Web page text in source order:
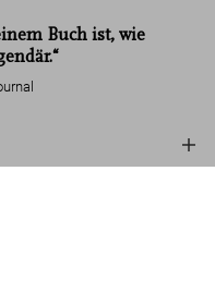
Buch ist, wie